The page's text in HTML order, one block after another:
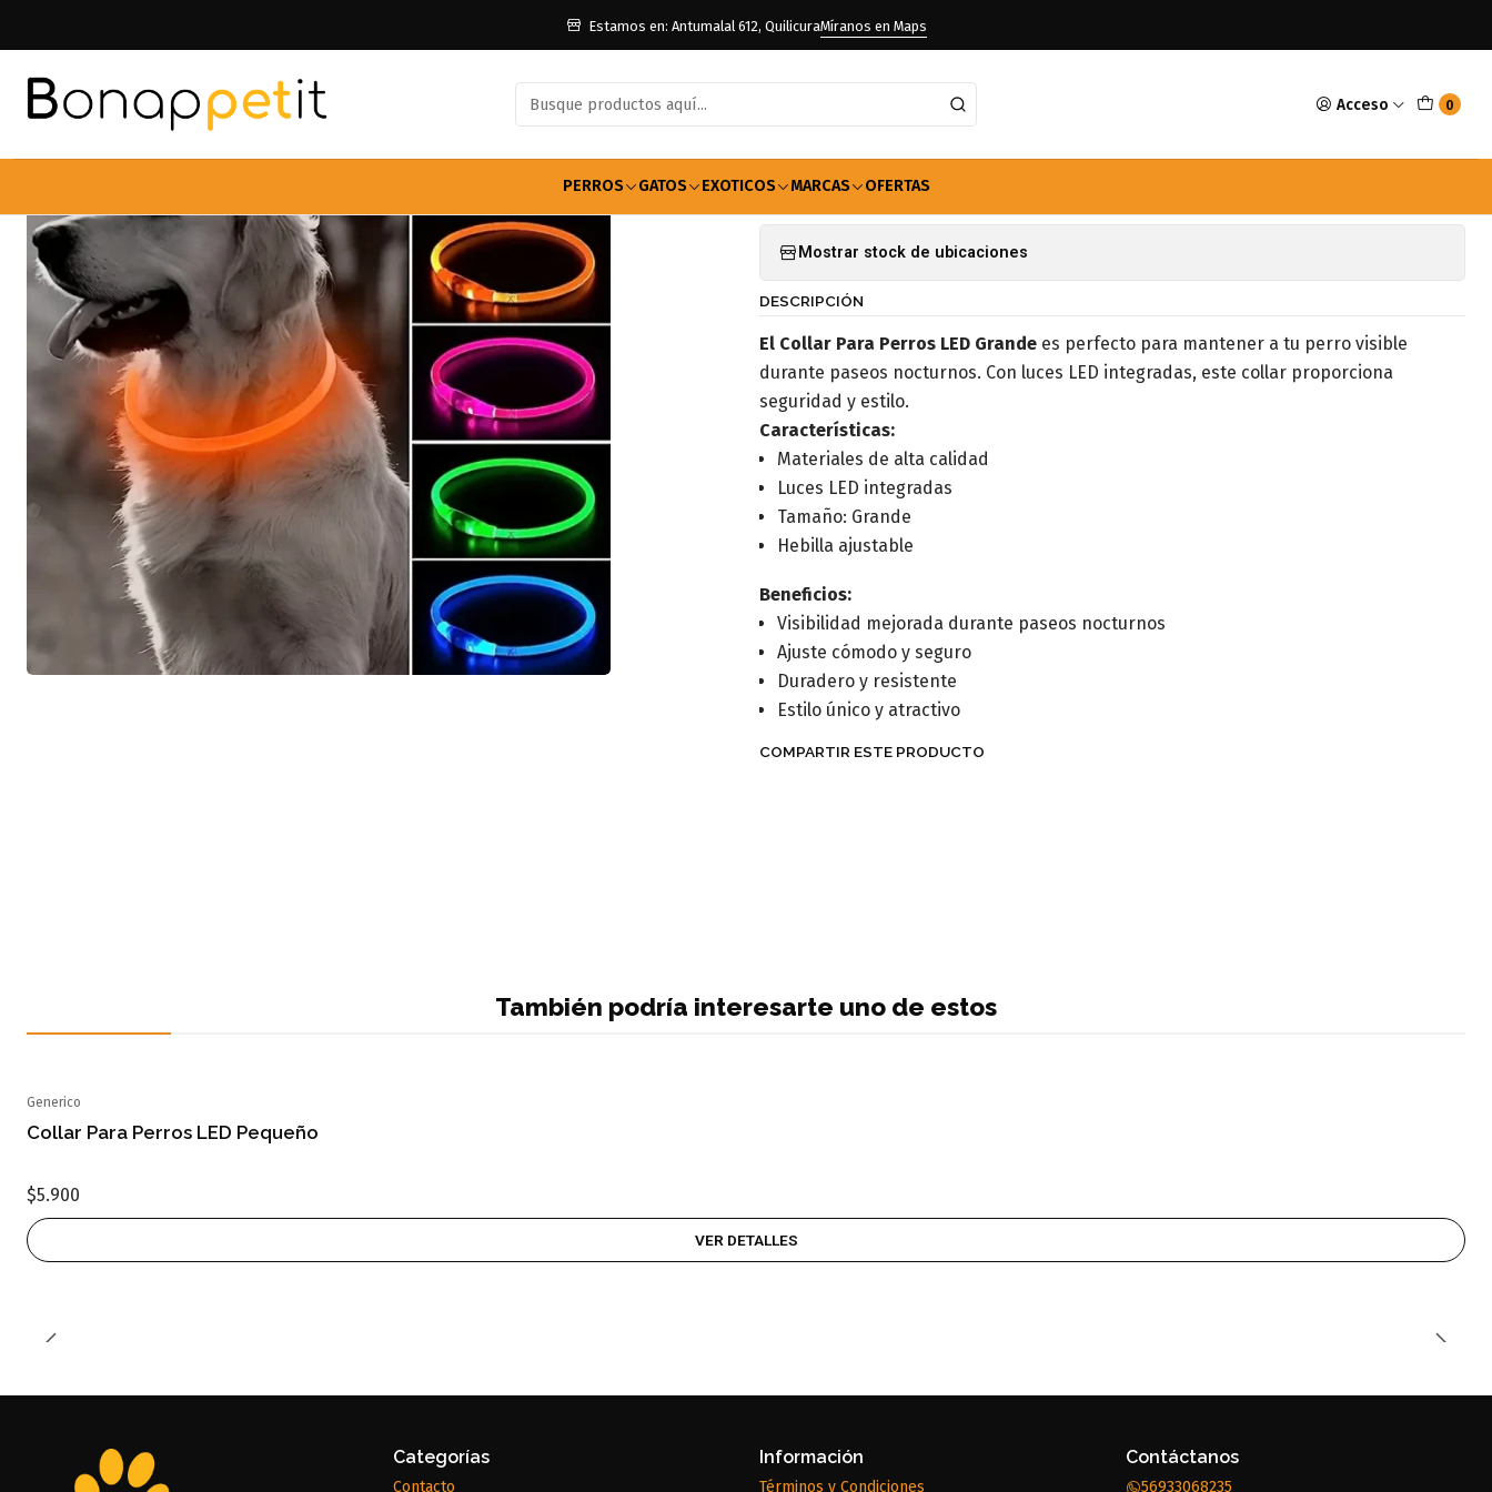
Acceso 0
PERROS GATOS EXOTICOS MARCAS OFERTAS
Estamos en: Antumalal 612, QuilicuraMíranos en Maps
Accesorios Para Perros Collares Collar Para Perros LED Grande
Collar Para Perros LED Grande
Agregar a la lista de favoritos
Mostrar stock de ubicaciones
DESCRIPCIÓN
El Collar Para Perros LED Grande es perfecto para mantener a tu perro visible
durante paseos nocturnos. Con luces LED integradas, este collar proporciona
seguridad y estilo.
Características:
Materiales de alta calidad
Luces LED integradas
Tamaño: Grande
Hebilla ajustable
Beneficios:
Visibilidad mejorada durante paseos nocturnos
Ajuste cómodo y seguro
Duradero y resistente
Estilo único y atractivo
COMPARTIR ESTE PRODUCTO
También podría interesarte uno de estos
Generico
Collar Para Perros LED Pequeño
$5.900
VER DETALLES
Categorías
Contacto
Información
Términos y Condiciones
Contáctanos
56933068235